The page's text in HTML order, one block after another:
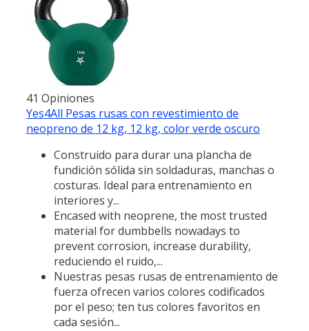
41 Opiniones
Yes4All Pesas rusas con revestimiento de
neopreno de 12 kg, 12 kg, color verde oscuro
Construido para durar una plancha de
fundición sólida sin soldaduras, manchas o
costuras. Ideal para entrenamiento en
interiores y...
Encased with neoprene, the most trusted
material for dumbbells nowadays to
prevent corrosion, increase durability,
reduciendo el ruido,...
Nuestras pesas rusas de entrenamiento de
fuerza ofrecen varios colores codificados
por el peso; ten tus colores favoritos en
cada sesión...